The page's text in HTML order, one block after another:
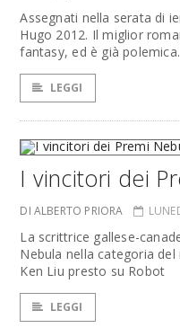
Assegnati nella serata di
Hugo 2012. Il miglior
fantasy, ed è già polemica.
LEGGI
I vincitori dei
DI ALBERTO PRIORA
La scrittrice gallese-
Nebula nella categoria
Ken Liu presto su Robot
LEGGI